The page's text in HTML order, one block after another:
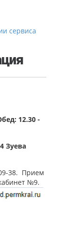
сервиса
12.30 -
Зуева
38. Прием
№9.